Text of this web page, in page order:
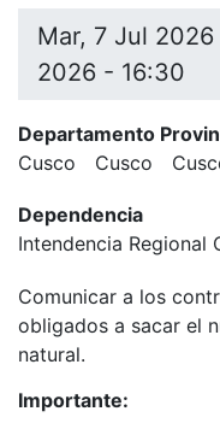
Mar, 7 Jul
2026 - 16:30
Departamento
Cusco
Cusco
Dependencia
Intendencia Regional
Comunicar a los
obligados a sacar el
natural.
Importante: